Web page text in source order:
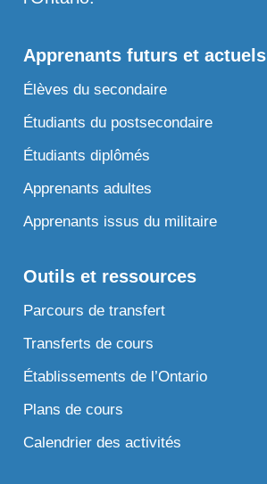
Apprenants futurs et actuels
Élèves du secondaire
Étudiants du postsecondaire
Étudiants diplômés
Apprenants adultes
Apprenants issus du militaire
Outils et ressources
Parcours de transfert
Transferts de cours
Établissements de l’Ontario
Plans de cours
Calendrier des activités